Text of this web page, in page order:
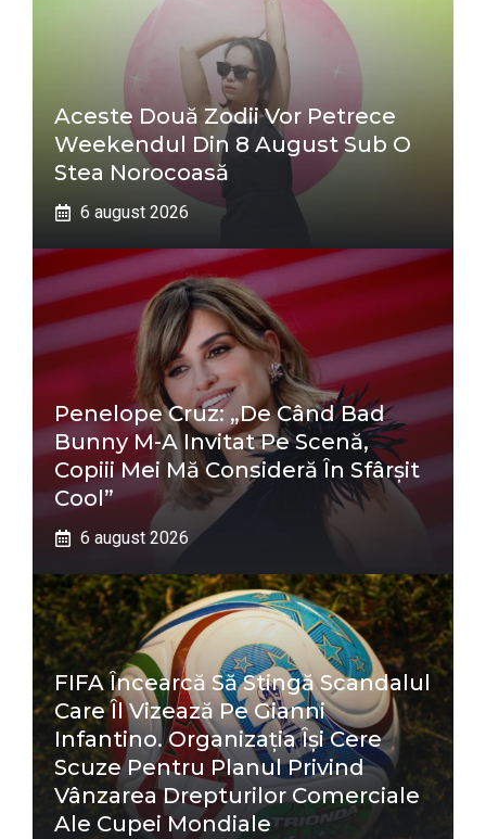
Aceste Două Zodii Vor Petrece
Weekendul Din 8 August Sub O
Stea Norocoasă
6 august 2026
Penelope Cruz: „De Când Bad
Bunny M-A Invitat Pe Scenă,
Copiii Mei Mă Consideră În Sfârșit
Cool”
6 august 2026
FIFA Încearcă Să Stingă Scandalul
Care Îl Vizează Pe Gianni
Infantino. Organizația Își Cere
Scuze Pentru Planul Privind
Vânzarea Drepturilor Comerciale
Ale Cupei Mondiale